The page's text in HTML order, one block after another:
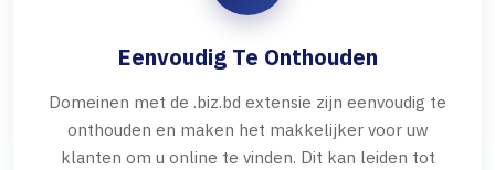
Eenvoudig Te Onthouden
Domeinen met de .biz.bd extensie zijn eenvoudig te
onthouden en maken het makkelijker voor uw
klanten om u online te vinden. Dit kan leiden tot